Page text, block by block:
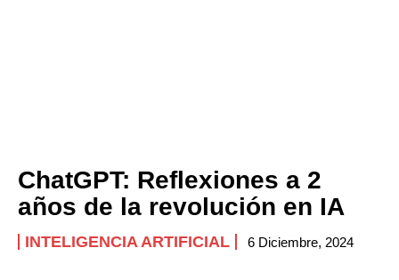
ChatGPT: Reflexiones a 2
años de la revolución en IA
INTELIGENCIA ARTIFICIAL 6 Diciembre, 2024